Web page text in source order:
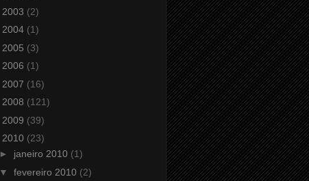
2003 (2)
2004 (1)
2005 (3)
2006 (1)
2007 (16)
2008 (121)
2009 (39)
2010 (23)
► janeiro 2010 (1)
▼ fevereiro 2010 (2)